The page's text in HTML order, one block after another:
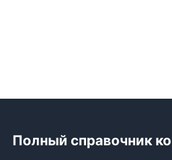
Полный справочник